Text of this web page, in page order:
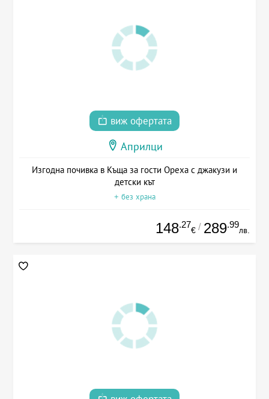
виж офертата
Априлци
Изгодна почивка в Къща за гости Ореха с джакузи и
детски кът
+ без храна
148.27
€ / 289.99
лв.